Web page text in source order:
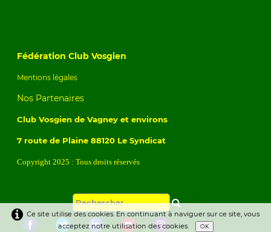
Fédération Club Vosgien
Mentions légales
Nos Partenaires
Club Vosgien de Vagney et environs
7 route de Plaine 88120 Le Syndicat
Copyright 2025 : Tous droits réservés
Ce site utilise des cookies. En continuant à naviguer sur ce site, vous
acceptez notre utilisation des cookies.
OK